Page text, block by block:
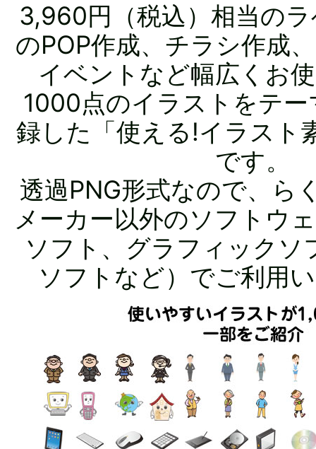
3,960円（税込）相当の
のPOP作成、チラシ作成
イベントなど幅広くお
1000点のイラストをテ
録した「使える!イラスト
です。
透過PNG形式なので、ら
メーカー以外のソフトウ
ソフト、グラフィックソ
ソフトなど）でご利用